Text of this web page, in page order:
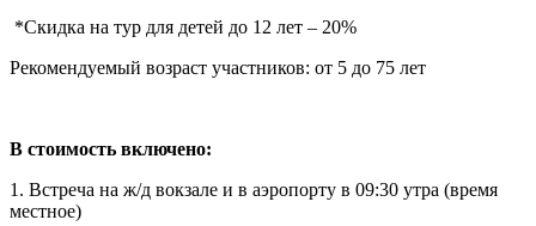
*Скидка на тур для детей до 12 лет – 20%
Рекомендуемый возраст участников: от 5 до 75 лет
В стоимость включено:
1. Встреча на ж/д вокзале и в аэропорту в 09:30 утра (время
местное)